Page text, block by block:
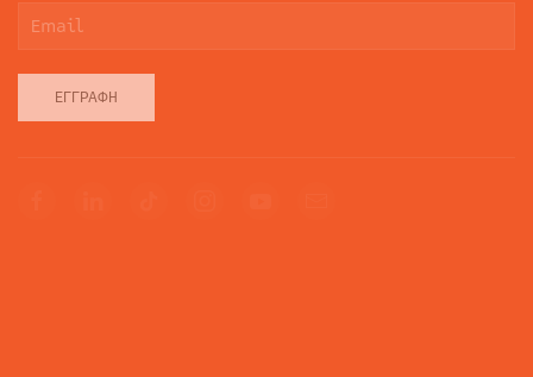
ΕΓΓΡΑΦΉ